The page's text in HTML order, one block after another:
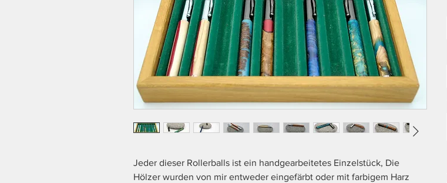
Jeder dieser Rollerballs ist ein handgearbeitetes Einzelstück, Die
Hölzer wurden von mir entweder eingefärbt oder mit farbigem Harz